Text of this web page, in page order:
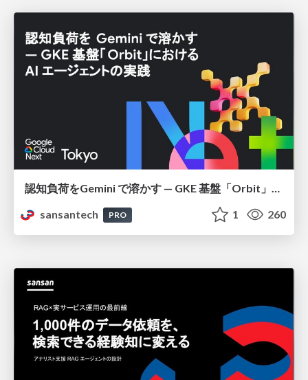
認知負荷をGemini で溶かす — GKE 基盤「Orbit」における AI エージェントの実践
sansantech
PRO 1 260